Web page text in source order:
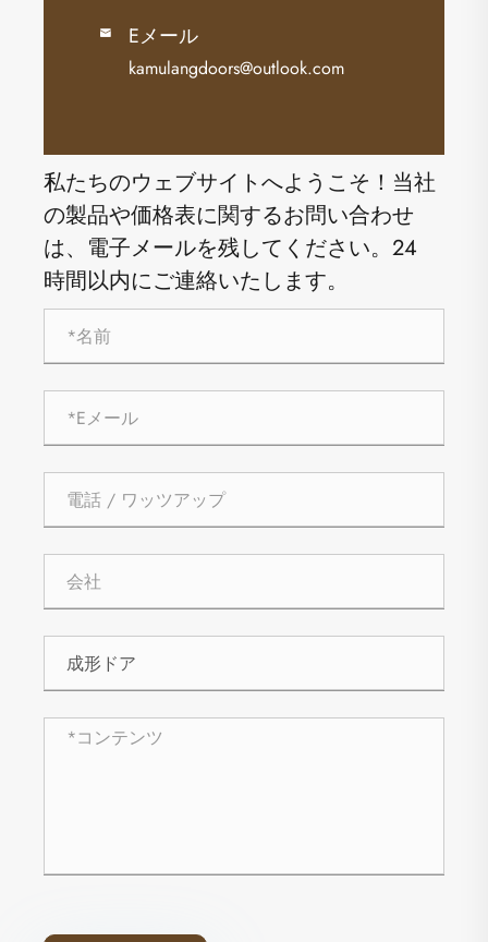
 Eメール
kamulangdoors@outlook.com
私たちのウェブサイトへようこそ！当社
の製品や価格表に関するお問い合わせ
は、電子メールを残してください。24
時間以内にご連絡いたします。